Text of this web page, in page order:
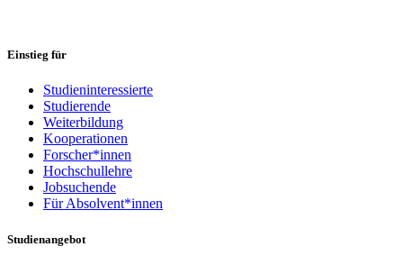
Einstieg für
Studieninteressierte
Studierende
Weiterbildung
Kooperationen
Forscher*innen
Hochschullehre
Jobsuchende
Für Absolvent*innen
Studienangebot